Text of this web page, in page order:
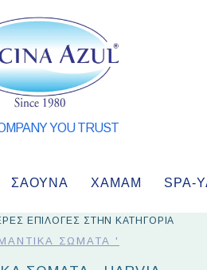
YOU TRUST
ΣΑΟΥΝΑ ΧΑΜΑΜ SPA-
ΕΠΙΛΟΓΕΣ ΣΤΗΝ ΚΑΤΗΓΟΡΙΑ
ΣΏΜΑΤΑ '